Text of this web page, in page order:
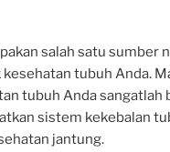
salah satu sumber
tubuh Anda.
tubuh Anda sangatlah
sistem kekebalan
jantung.